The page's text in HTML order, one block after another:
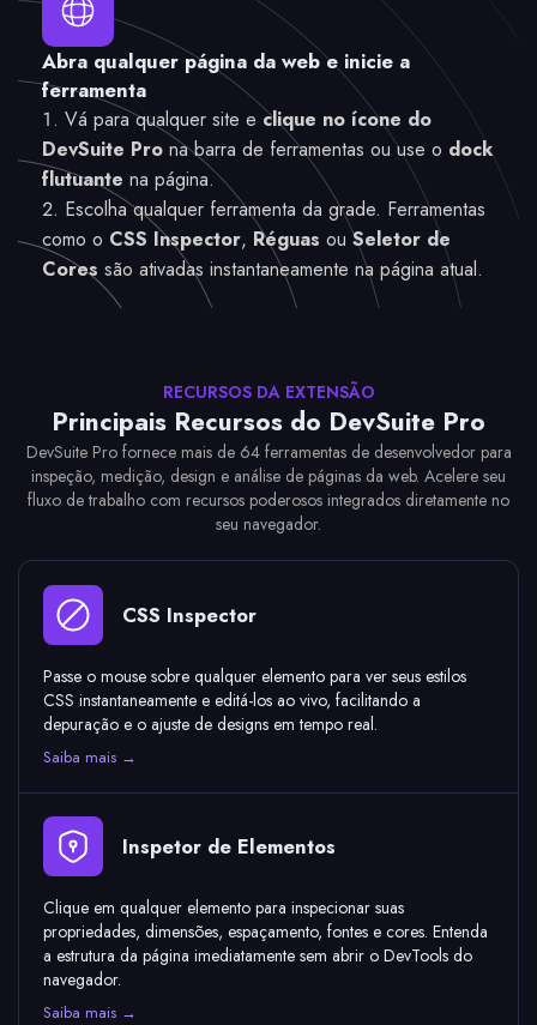
Abra qualquer página da web e inicie a
ferramenta
Vá para qualquer site e clique no ícone do
DevSuite Pro na barra de ferramentas ou use o dock
flutuante na página.
Escolha qualquer ferramenta da grade. Ferramentas
como o CSS Inspector, Réguas ouSeletor de
Cores são ativadas instantaneamente na página atual.
RECURSOS DA EXTENSÃO
Principais Recursos do DevSuite Pro
DevSuite Pro fornece mais de 64 ferramentas de desenvolvedor para
inspeção, medição, design e análise de páginas da web. Acelere seu
fluxo de trabalho com recursos poderosos integrados diretamente no
seu navegador.
CSS Inspector
Passe o mouse sobre qualquer elemento para ver seus estilos
CSS instantaneamente e editá-los ao vivo, facilitando a
depuração e o ajuste de designs em tempo real.
Saiba mais →
Inspetor de Elementos
Clique em qualquer elemento para inspecionar suas
propriedades, dimensões, espaçamento, fontes e cores. Entenda
a estrutura da página imediatamente sem abrir o DevTools do
navegador.
Saiba mais →